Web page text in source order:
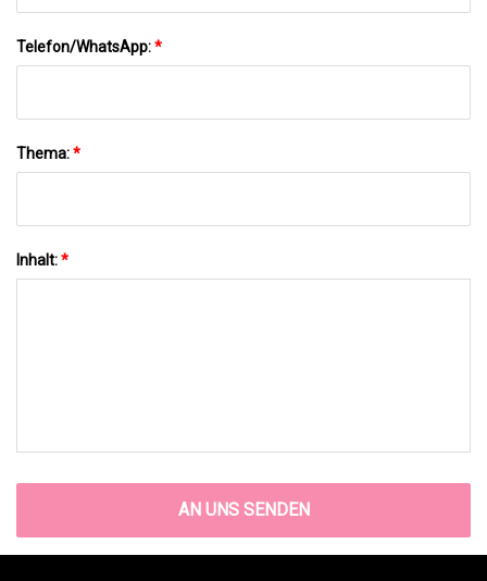
Telefon/WhatsApp:*
Thema:*
Inhalt:*
AN UNS SENDEN